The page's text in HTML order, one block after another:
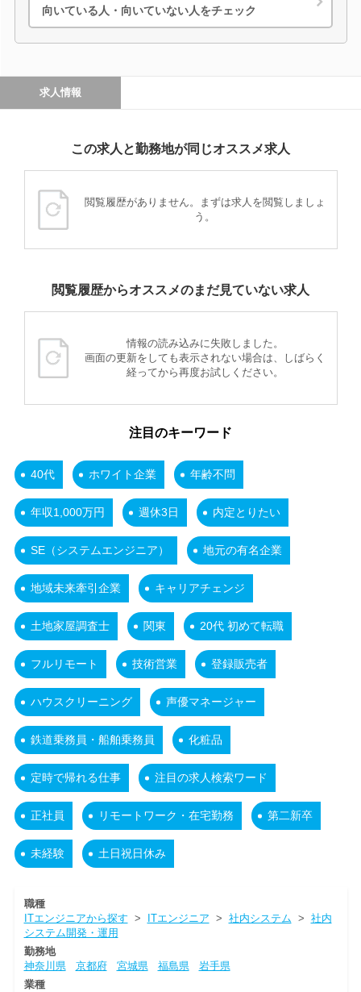
向いている人・向いていない人をチェック
求人情報
この求人と勤務地が同じオススメ求人
閲覧履歴がありません。まずは求人を閲覧しましょ
う。
閲覧履歴からオススメのまだ見ていない求人
情報の読み込みに失敗しました。
画面の更新をしても表示されない場合は、しばらく
経ってから再度お試しください。
注目のキーワード
40代 ホワイト企業 年齢不問
年収1,000万円 週休3日 内定とりたい
SE（システムエンジニア） 地元の有名企業
地域未来牽引企業 キャリアチェンジ
土地家屋調査士 関東 20代 初めて転職
フルリモート 技術営業 登録販売者
ハウスクリーニング 声優マネージャー
鉄道乗務員・船舶乗務員 化粧品
定時で帰れる仕事 注目の求人検索ワード
正社員 リモートワーク・在宅勤務 第二新卒
未経験 土日祝日休み
職種
ITエンジニアから探す > ITエンジニア > 社内システム > 社内
システム開発・運用
勤務地
神奈川県
京都府 宮城県 福島県
岩手県
業種